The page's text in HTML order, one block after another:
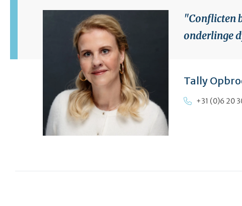
"Conflicten
onderlinge
Tally
+31 (0)6 20